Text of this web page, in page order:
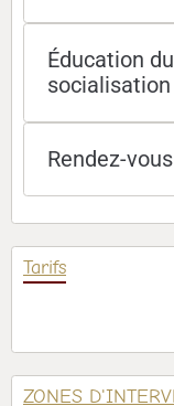
Éducation
socialisation - méthodes
Rendez-
Tarifs
ZONES